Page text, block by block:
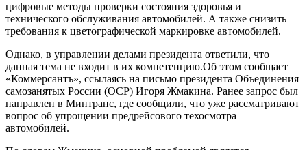
цифровые методы проверки состояния здоровья и
технического обслуживания автомобилей. А также снизить
требования к цветографической маркировке автомобилей.
Однако, в управлении делами президента ответили, что
данная тема не входит в их компетенцию.Об этом сообщает
«Коммерсантъ», ссылаясь на письмо президента Объединения
самозанятых России (ОСР) Игоря Жмакина. Ранее запрос был
направлен в Минтранс, где сообщили, что уже рассматривают
вопрос об упрощении предрейсового техосмотра
автомобилей.